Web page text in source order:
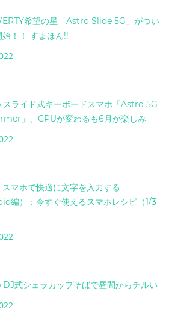
希望の星「Astro Slide 5G」がつい
始！！ すまほん!!
スライド式キーボードスマホ「Astro 5G
」、CPUが変わるも6月が楽しみ
マホで快適に文字を入力する
編）：今すぐ使えるスマホレシピ（1/3
式シェラカップそばで昼間からチルい